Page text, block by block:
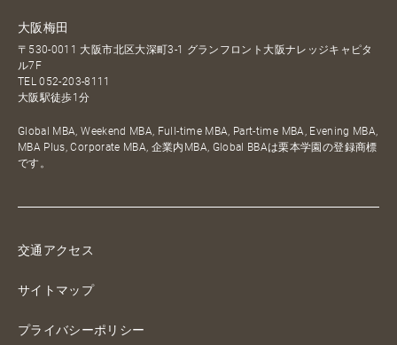
大阪梅田
〒530-0011 大阪市北区大深町3-1 グランフロント大阪ナレッジキャピタ
ル7F
TEL052-203-8111
大阪駅徒歩1分
Global MBA, Weekend MBA, Full-time MBA, Part-time MBA, Evening MBA,
MBA Plus, Corporate MBA, 企業内MBA, Global BBAは栗本学園の登録商標
です。
交通アクセス
サイトマップ
プライバシーポリシー